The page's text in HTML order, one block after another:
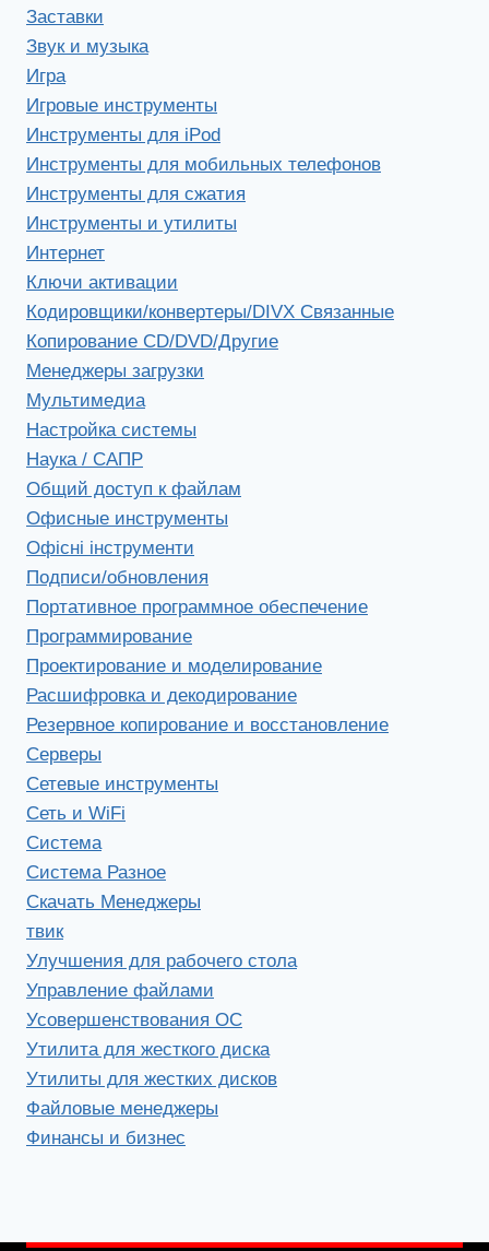
Заставки
Звук и музыка
Игра
Игровые инструменты
Инструменты для iPod
Инструменты для мобильных телефонов
Инструменты для сжатия
Инструменты и утилиты
Интернет
Ключи активации
Кодировщики/конвертеры/DIVX Связанные
Копирование CD/DVD/Другие
Менеджеры загрузки
Мультимедиа
Настройка системы
Наука / САПР
Общий доступ к файлам
Офисные инструменты
Офісні інструменти
Подписи/обновления
Портативное программное обеспечение
Программирование
Проектирование и моделирование
Расшифровка и декодирование
Резервное копирование и восстановление
Серверы
Сетевые инструменты
Сеть и WiFi
Система
Система Разное
Скачать Менеджеры
твик
Улучшения для рабочего стола
Управление файлами
Усовершенствования ОС
Утилита для жесткого диска
Утилиты для жестких дисков
Файловые менеджеры
Финансы и бизнес